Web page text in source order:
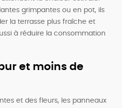
grimpantes ou en pot, ils
la terrasse plus fraîche et
à réduire la consommation
et moins de
et des fleurs, les panneaux